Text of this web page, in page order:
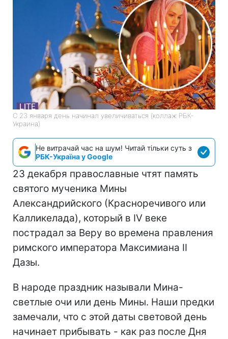
С 23 января день начинал увеличиваться (коллаж РБК-
Украина)
Не витрачай час на шум! Читай тільки суть з
РБК-Україна у Google
23 декабря православные чтят память
святого мученика Мины
Александрийского (Красноречивого или
Калликелада), который в IV веке
пострадал за Веру во времена правления
римского императора Максимиана II
Дазы.
В народе праздник называли Мина-
светлые очи или день Мины. Наши предки
замечали, что с этой даты световой день
начинает прибывать - как раз после Дня